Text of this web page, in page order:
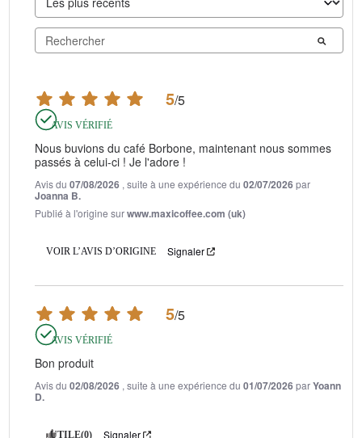
5/5
AVIS VÉRIFIÉ
Nous buvions du café Borbone, maintenant nous sommes
passés à celui-ci ! Je l'adore !
Avis du 07/08/2026 , suite à une expérience du 02/07/2026 par
Joanna B.
Publié à l'origine surwww.maxicoffee.com (uk)
VOIR L’AVIS D’ORIGINE Signaler
5/5
AVIS VÉRIFIÉ
Bon produit
Avis du 02/08/2026 , suite à une expérience du 01/07/2026 parYoann
D.
UTILE(0) Signaler